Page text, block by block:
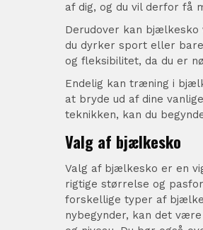
af dig, og du vil derfor få
Derudover kan
du dyrker sport eller
og fleksibilitet, da du er
Endelig kan træning i
at bryde ud af dine
teknikken, kan du
Valg af bjælkesko
Valg af bjælkesko er en
rigtige størrelse og
forskellige typer af
nybegynder, kan det